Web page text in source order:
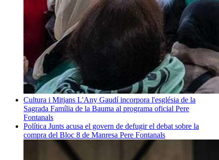
Cultura i Mitjans L'Any Gaudí incorpora l'església de la
Sagrada Família de la Bauma al programa oficial Pere
Fontanals
Política Junts acusa el govern de defugir el debat sobre la
compra del Bloc 8 de Manresa Pere Fontanals